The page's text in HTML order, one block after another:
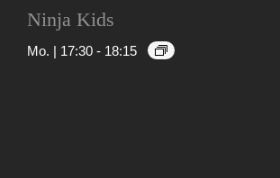
Ninja Kids
Mo. | 17:30 - 18:15